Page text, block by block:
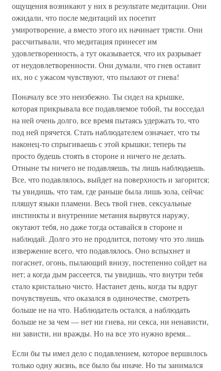
ощущения возникают у них в результате медитации. Они
ожидали, что после медитаций их посетит
умиротворение, а вместо этого их начинает трясти. Они
рассчитывали, что медитация принесет им
удовлетворенность, а тут оказывается, что их разрывает
от неудовлетворенности. Они думали, что гнев оставит
их, но с ужасом чувствуют, что пылают от гнева!
Поначалу все это неизбежно. Ты сидел на крышке,
которая прикрывала все подавляемое тобой, ты восседал
на ней очень долго, все время пытаясь удержать то, что
под ней прячется. Стать наблюдателем означает, что ты
наконец-то спрыгиваешь с этой крышки; теперь ты
просто будешь стоять в стороне и ничего не делать.
Отныне ты ничего не подавляешь, ты лишь наблюдаешь.
Все, что подавлялось, выйдет на поверхность и загорится;
ты увидишь, что там, где раньше была лишь зола, сейчас
пляшут языки пламени. Весь твой гнев, сексуальные
инстинкты и внутренние метания вырвутся наружу,
окутают тебя, но даже тогда оставайся в стороне и
наблюдай. Долго это не продлится, потому что это лишь
извержение всего, что подавлялось. Оно вспыхнет и
погаснет, огонь, пылающий внизу, постепенно сойдет на
нет; а когда дым рассеется, ты увидишь, что внутри тебя
стало кристально чисто. Настанет день, когда ты вдруг
почувствуешь, что оказался в одиночестве, смотреть
больше не на что. Наблюдатель остался, а наблюдать
больше не за чем — нет ни гнева, ни секса, ни ненависти,
ни зависти, ни вражды. Но на все это нужно время...
Если бы ты имел дело с подавлением, которое вершилось
только одну жизнь, все было бы иначе. Но ты занимался